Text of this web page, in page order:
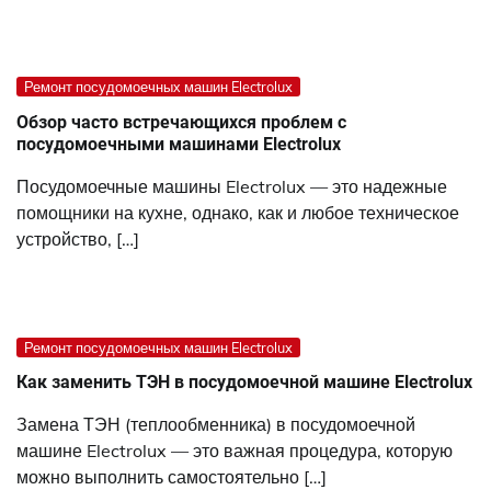
Ремонт посудомоечных машин Electrolux
Обзор часто встречающихся проблем с
посудомоечными машинами Electrolux
Посудомоечные машины Electrolux — это надежные
помощники на кухне, однако, как и любое техническое
устройство, […]
Ремонт посудомоечных машин Electrolux
Как заменить ТЭН в посудомоечной машине Electrolux
Замена ТЭН (теплообменника) в посудомоечной
машине Electrolux — это важная процедура, которую
можно выполнить самостоятельно […]